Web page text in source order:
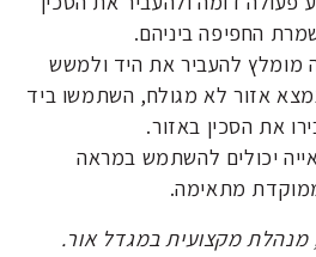
החפיפה ביניהם.
מומלץ להעביר את היד ולמשש
אזור לא מגולח, השתמשו ביד
את הסכין באזור.
יכולים להשתמש במראה
מתאימה.
מנהלת מקצועית במגדל אור.